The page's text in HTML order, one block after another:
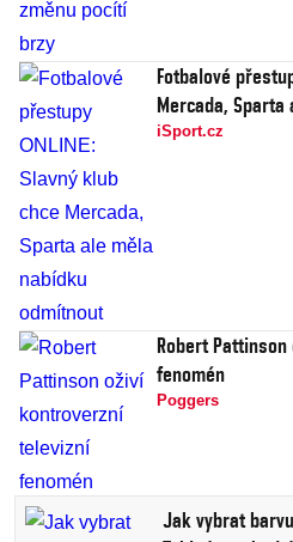
Fotbalové
Mercada,
iSport.cz
Robert
fenomén
Poggers
Jak vybrat